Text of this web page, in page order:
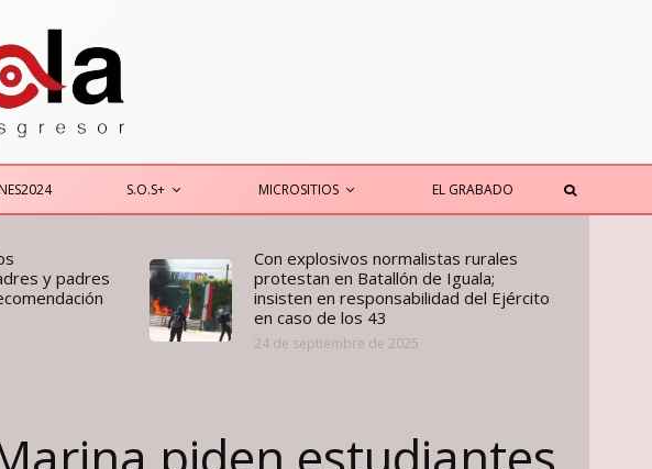
S.O.S+ MICROSITIOS EL GRABADO
y padres
Con explosivos normalistas rurales
protestan en Batallón de Iguala;
insisten en responsabilidad del Ejército
en caso de los 43
24 de septiembre de 2025